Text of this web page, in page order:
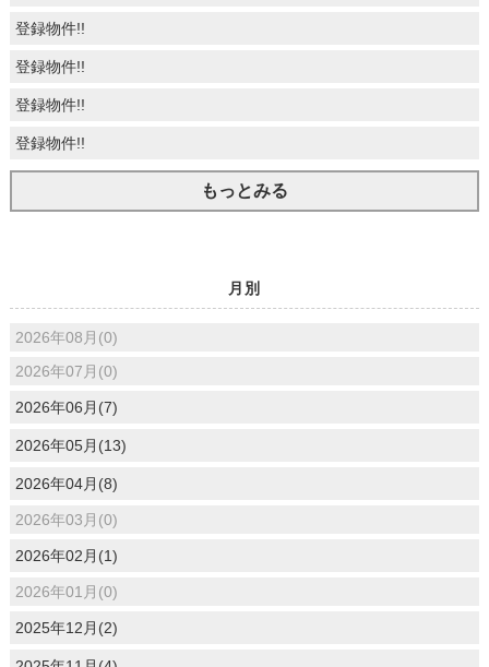
登録物件!!
登録物件!!
登録物件!!
登録物件!!
もっとみる
月別
2026年08月(0)
2026年07月(0)
2026年06月(7)
2026年05月(13)
2026年04月(8)
2026年03月(0)
2026年02月(1)
2026年01月(0)
2025年12月(2)